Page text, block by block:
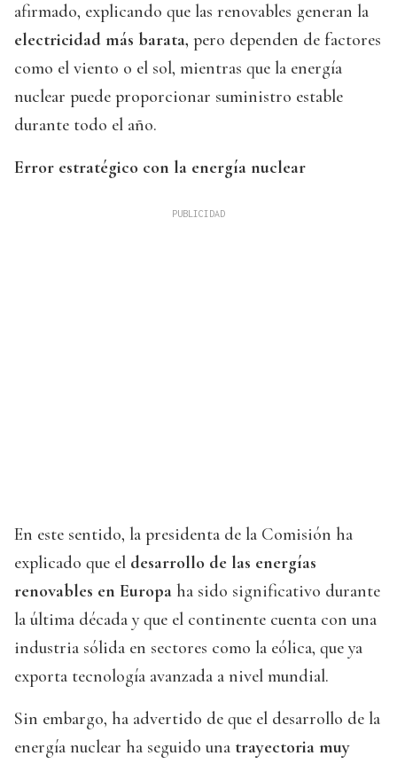
afirmado, explicando que las renovables generan la
electricidad más barata, pero dependen de factores
como el viento o el sol, mientras que la energía
nuclear puede proporcionar suministro estable
durante todo el año.
Error estratégico con la energía nuclear
En este sentido, la presidenta de la Comisión ha
explicado que el desarrollo de las energías
renovables en Europa ha sido significativo durante
la última década y que el continente cuenta con una
industria sólida en sectores como la eólica, que ya
exporta tecnología avanzada a nivel mundial.
Sin embargo, ha advertido de que el desarrollo de la
energía nuclear ha seguido una trayectoria muy